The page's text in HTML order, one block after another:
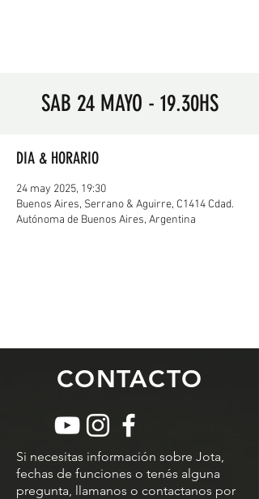
SAB 24 MAYO - 19.30HS
DIA & HORARIO
24 may 2025, 19:30
Buenos Aires, Serrano & Aguirre, C1414 Cdad.
Autónoma de Buenos Aires, Argentina
CONTACTO
Si necesitas información sobre Jota,
fechas de funciones o tenés alguna
pregunta, llamanos o contactanos por